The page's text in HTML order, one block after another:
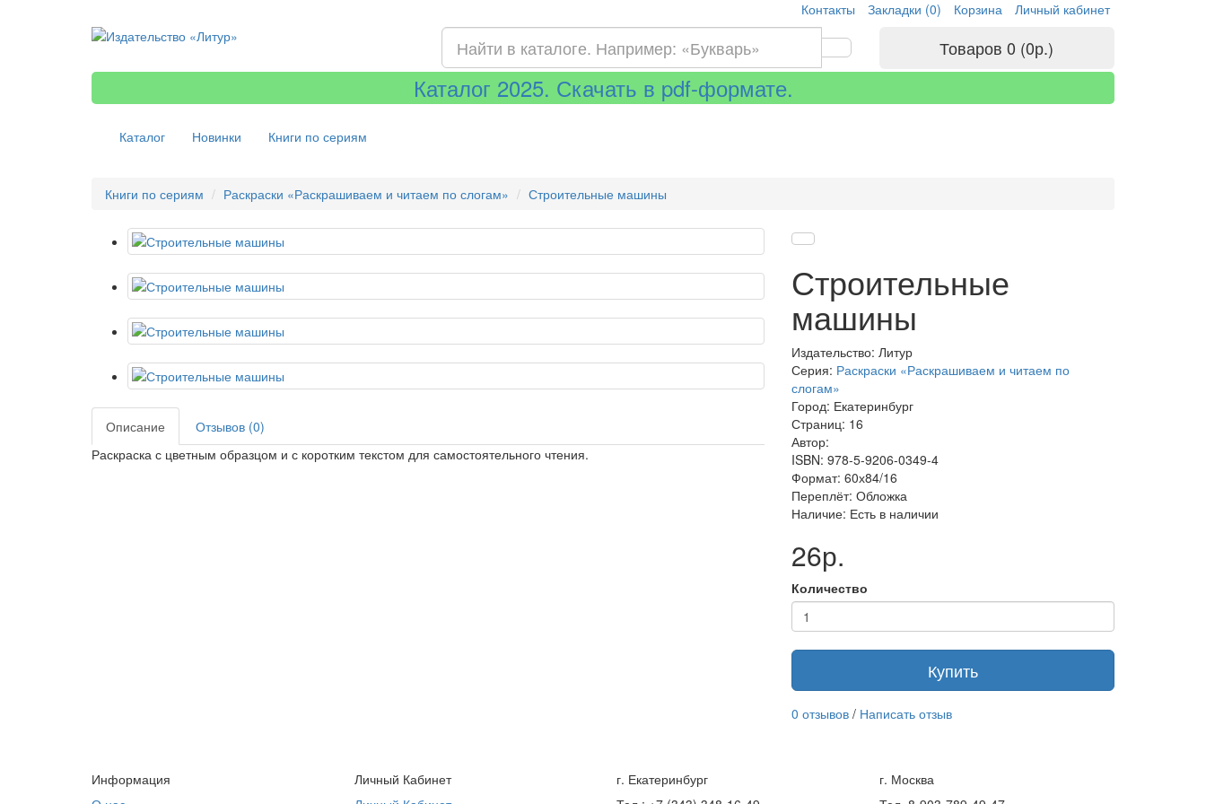
Контакты Закладки (0) Корзина Личный кабинет
Товаров 0 (0р.)
Каталог 2025. Скачать в pdf-формате.
Каталог Новинки Книги по сериям
Книги по сериям Раскраски «Раскрашиваем и читаем по слогам» Строительные машины
Описание
Отзывов (0)
Раскраска с цветным образцом и с коротким текстом для самостоятельного чтения.
Строительные
машины
Издательство: Литур
Серия: Раскраски «Раскрашиваем и читаем по
слогам»
Город: Екатеринбург
Страниц: 16
Автор:
ISBN: 978-5-9206-0349-4
Формат: 60х84/16
Переплёт: Обложка
Наличие: Есть в наличии
26р.
Количество
Купить
0 отзывов / Написать отзыв
Информация
Личный Кабинет
г. Екатеринбург
г. Москва